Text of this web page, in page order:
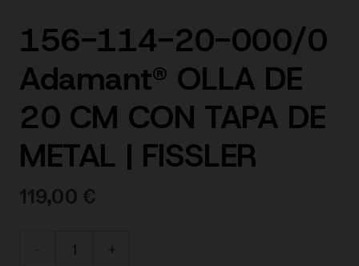
156-114-20-000/0
Adamant® OLLA DE
20 CM CON TAPA DE
METAL | FISSLER
119,00 €